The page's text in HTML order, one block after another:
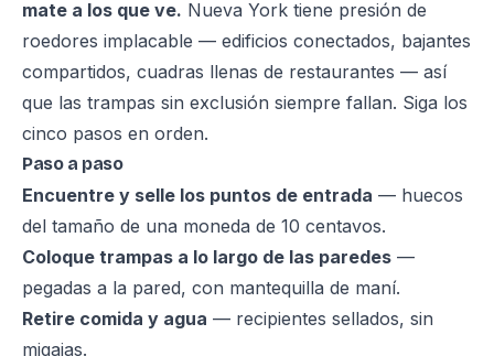
mate a los que ve. Nueva York tiene presión de
roedores implacable — edificios conectados, bajantes
compartidos, cuadras llenas de restaurantes — así
que las trampas sin exclusión siempre fallan. Siga los
cinco pasos en orden.
Paso a paso
Encuentre y selle los puntos de entrada — huecos
del tamaño de una moneda de 10 centavos.
Coloque trampas a lo largo de las paredes —
pegadas a la pared, con mantequilla de maní.
Retire comida y agua — recipientes sellados, sin
migajas.